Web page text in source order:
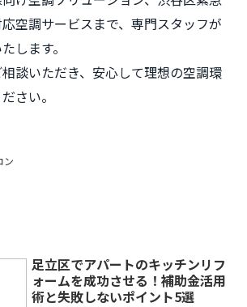
空調サービスまで、専門スタッフが
します。
談いただき、安心して理想の空調環
さい。
ン
足立区でアパートのキッチンリフ
ォームを成功させる！補助金活用
術と失敗しないポイント5選